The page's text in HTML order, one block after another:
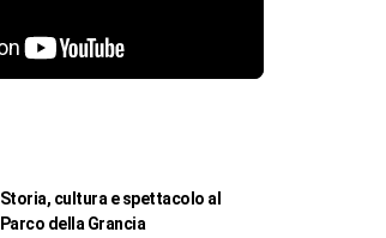
Storia, cultura e spettacolo al
Parco della Grancia